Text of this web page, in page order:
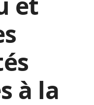
à la